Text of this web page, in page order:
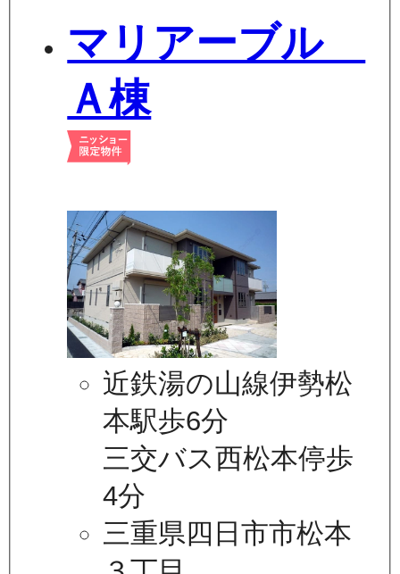
マリアーブル
Ａ棟
近鉄湯の山線伊勢松
本駅歩6分
三交バス西松本停歩
4分
三重県四日市市松本